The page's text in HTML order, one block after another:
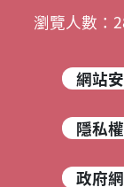
瀏覽人數：
網站
隱私
政府